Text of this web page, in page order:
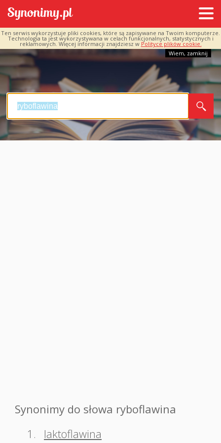
Ten serwis wykorzystuje pliki cookies, które są zapisywane na Twoim komputerze.
Technologia ta jest wykorzystywana w celach funkcjonalnych, statystycznych i
reklamowych. Więcej informacji znajdziesz w Polityce plików cookie.
Wiem, zamknij
Synonimy do słowa ryboflawina
1.
laktoflawina